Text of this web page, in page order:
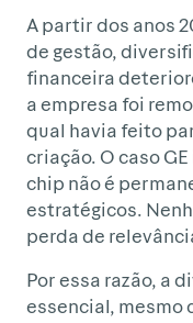
A partir dos anos
de gestão,
financeira
a empresa foi
qual havia feito
criação. O caso
chip não é
estratégicos.
perda de
Por essa razão, a
essencial, mesmo